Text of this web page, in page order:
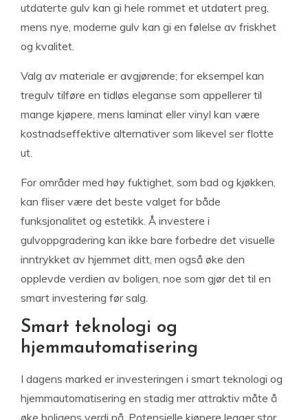
utdaterte gulv kan gi hele rommet et utdatert preg,
mens nye, moderne gulv kan gi en følelse av friskhet
og kvalitet.
Valg av materiale er avgjørende; for eksempel kan
tregulv tilføre en tidløs eleganse som appellerer til
mange kjøpere, mens laminat eller vinyl kan være
kostnadseffektive alternativer som likevel ser flotte
ut.
For områder med høy fuktighet, som bad og kjøkken,
kan fliser være det beste valget for både
funksjonalitet og estetikk. Å investere i
gulvoppgradering kan ikke bare forbedre det visuelle
inntrykket av hjemmet ditt, men også øke den
opplevde verdien av boligen, noe som gjør det til en
smart investering før salg.
Smart teknologi og
hjemmautomatisering
I dagens marked er investeringen i smart teknologi og
hjemmautomatisering en stadig mer attraktiv måte å
øke boligens verdi på. Potensielle kjøpere legger stor